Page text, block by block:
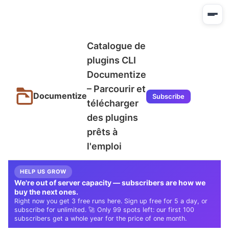
Documentize
Catalogue de
plugins CLI
Documentize
– Parcourir et
télécharger
des plugins
prêts à
l'emploi
Subscribe
HELP US GROW
We're out of server capacity — subscribers are how we
buy the next ones.
Right now you get 3 free runs here. Sign up free for 5 a day, or
subscribe for unlimited. 🚀 Only 99 spots left: our first 100
subscribers get a whole year for the price of one month.